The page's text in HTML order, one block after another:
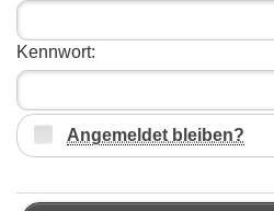
Kennwort:
Angemeldet bleiben?